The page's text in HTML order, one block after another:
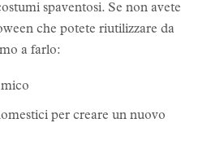
spaventosi. Se non avete
che potete riutilizzare da
a farlo:
per creare un nuovo